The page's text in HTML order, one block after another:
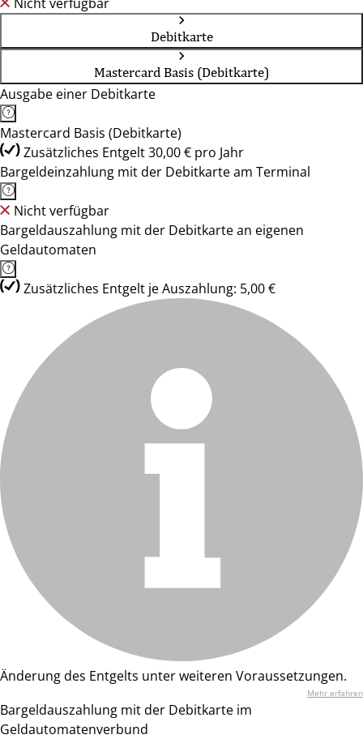
Debitkarte
Mastercard Basis (Debitkarte)
Ausgabe einer Debitkarte
Mastercard Basis (Debitkarte)
Zusätzliches Entgelt 30,00 € pro Jahr
Bargeldeinzahlung mit der Debitkarte am Terminal
Nicht verfügbar
Bargeldauszahlung mit der Debitkarte an eigenen
Geldautomaten
Zusätzliches Entgelt je Auszahlung: 5,00 €
Änderung des Entgelts unter weiteren Voraussetzungen.
Mehr erfahren
Bargeldauszahlung mit der Debitkarte im
Geldautomatenverbund